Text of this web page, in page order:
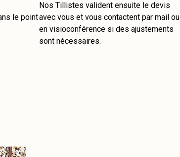
le point
Nos Tillistes valident ensuite le devis
avec vous et vous contactent par mail ou
en visioconférence si des ajustements
sont nécessaires.